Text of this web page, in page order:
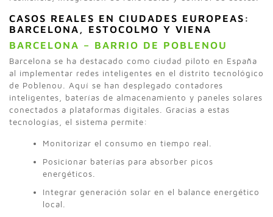
CASOS REALES EN CIUDADES EUROPEAS:
BARCELONA, ESTOCOLMO Y VIENA
BARCELONA – BARRIO DE POBLENOU
Barcelona se ha destacado como ciudad piloto en España
al implementar redes inteligentes en el distrito tecnológico
de Poblenou. Aquí se han desplegado contadores
inteligentes, baterías de almacenamiento y paneles solares
conectados a plataformas digitales. Gracias a estas
tecnologías, el sistema permite:
Monitorizar el consumo en tiempo real.
Posicionar baterías para absorber picos
energéticos.
Integrar generación solar en el balance energético
local.